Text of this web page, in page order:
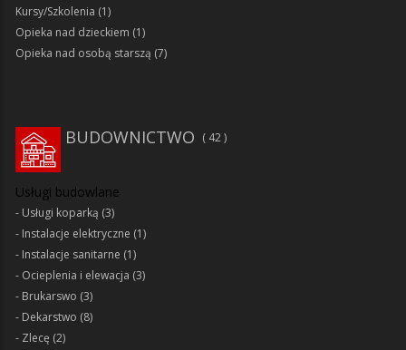
Kursy/Szkolenia (1)
Opieka nad dzieckiem (1)
Opieka nad osobą starszą (7)
BUDOWNICTWO 42
Usługi budowlane
Usługi koparką (3)
Instalacje elektryczne (1)
Instalacje sanitarne (1)
Ocieplenia i elewacja (3)
Brukarswo (3)
Dekarstwo (8)
Zlecę (2)